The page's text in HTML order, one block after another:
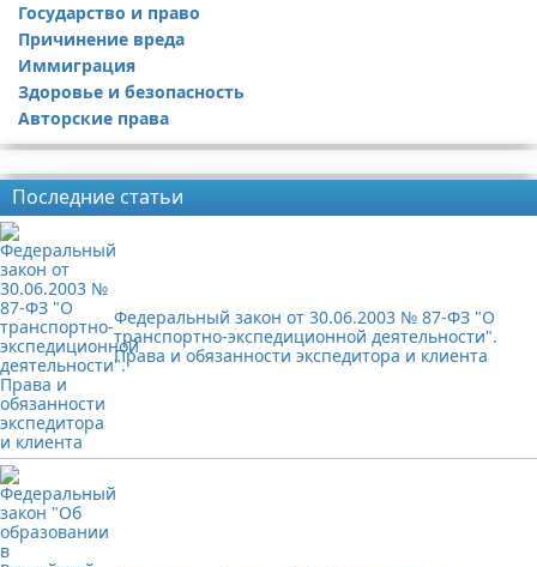
Государство и право
Причинение вреда
Иммиграция
Здоровье и безопасность
Авторские права
Последние статьи
Федеральный закон от 30.06.2003 № 87-ФЗ "О
транспортно-экспедиционной деятельности".
Права и обязанности экспедитора и клиента